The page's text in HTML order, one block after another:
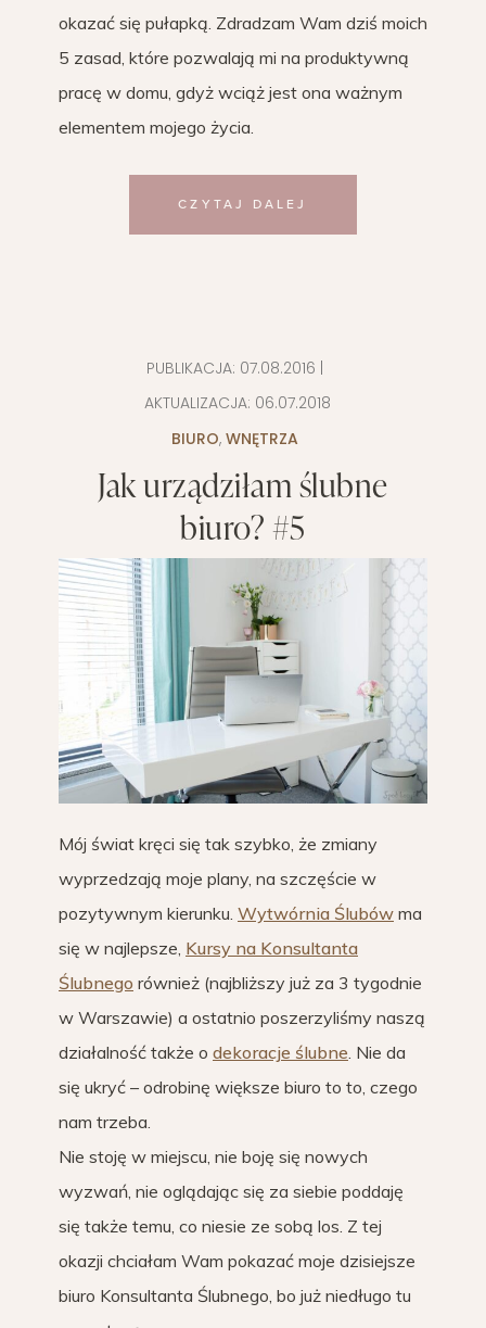
okazać się pułapką. Zdradzam Wam dziś moich
5 zasad, które pozwalają mi na produktywną
pracę w domu, gdyż wciąż jest ona ważnym
elementem mojego życia.
CZYTAJ DALEJ
PUBLIKACJA: 07.08.2016 |
AKTUALIZACJA: 06.07.2018
BIURO, WNĘTRZA
Jak urządziłam ślubne
biuro? #5
Mój świat kręci się tak szybko, że zmiany
wyprzedzają moje plany, na szczęście w
pozytywnym kierunku. Wytwórnia Ślubów ma
się w najlepsze, Kursy na Konsultanta
Ślubnego również (najbliższy już za 3 tygodnie
w Warszawie) a ostatnio poszerzyliśmy naszą
działalność także o dekoracje ślubne . Nie da
się ukryć – odrobinę większe biuro to to, czego
nam trzeba.
Nie stoję w miejscu, nie boję się nowych
wyzwań, nie oglądając się za siebie poddaję
się także temu, co niesie ze sobą los. Z tej
okazji chciałam Wam pokazać moje dzisiejsze
biuro Konsultanta Ślubnego, bo już niedługo tu